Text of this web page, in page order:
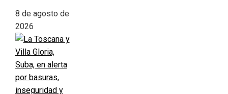
8 de agosto de
2026